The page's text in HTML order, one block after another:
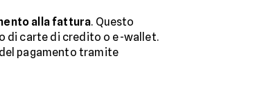
alla fattura. Questo
di carte di credito o e-wallet.
pagamento tramite